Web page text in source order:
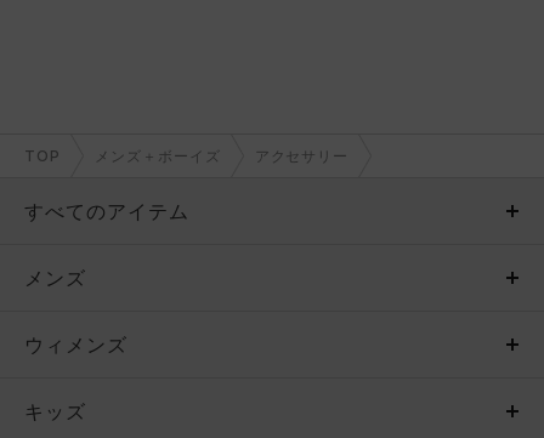
TOP メンズ＋ボーイズ アクセサリー
すべてのアイテム
メンズ
ウィメンズ
キッズ
メンズ
トップス
ボトムス
ウィメンズ
トップス
キッズ